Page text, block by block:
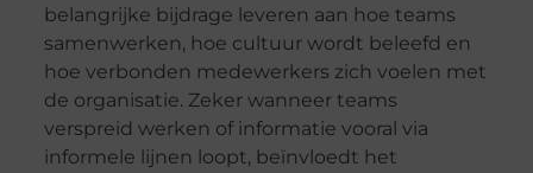
belangrijke bijdrage leveren aan hoe teams
samenwerken, hoe cultuur wordt beleefd en
hoe verbonden medewerkers zich voelen met
de organisatie. Zeker wanneer teams
verspreid werken of informatie vooral via
informele lijnen loopt, beïnvloedt het